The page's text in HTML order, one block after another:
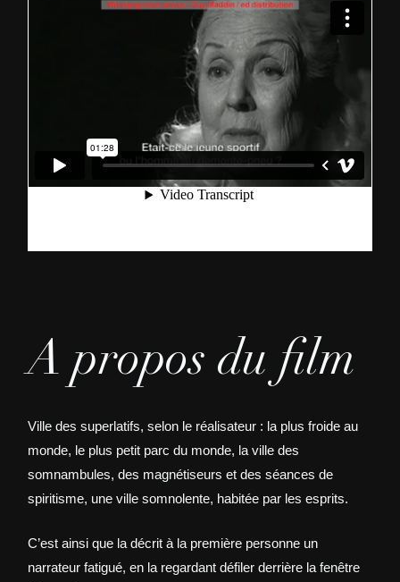
A propos du film
Ville des superlatifs, selon le réalisateur : la plus froide au
monde, le plus petit parc du monde, la ville des
somnambules, des magnétiseurs et des séances de
spiritisme, une ville somnolente, habitée par les esprits.
C’est ainsi que la décrit à la première personne un
narrateur fatigué, en la regardant défiler derrière la fenêtre